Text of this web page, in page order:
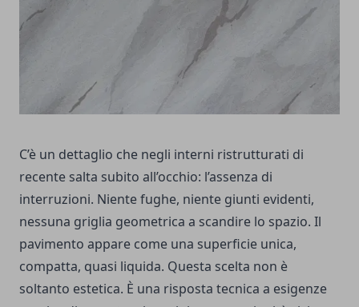
C’è un dettaglio che negli interni ristrutturati di
recente salta subito all’occhio: l’assenza di
interruzioni. Niente fughe, niente giunti evidenti,
nessuna griglia geometrica a scandire lo spazio. Il
pavimento appare come una superficie unica,
compatta, quasi liquida. Questa scelta non è
soltanto estetica. È una risposta tecnica a esigenze